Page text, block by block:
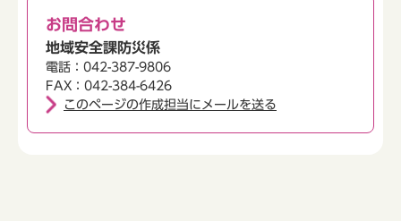
お問合わせ
地域安全課防災係
電話：042-387-9806
FAX：042-384-6426
このページの作成担当にメールを送る